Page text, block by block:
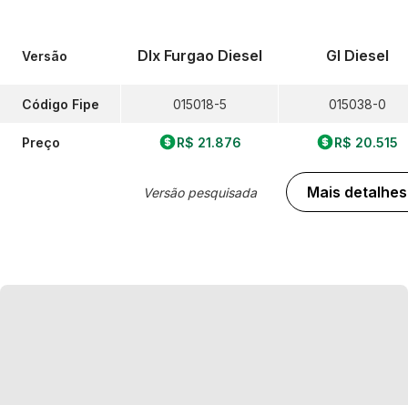
Versão
Código Fipe
Preço
Dlx Furgao Diesel
015018-5
R$ 21.876
Versão pesquisada
Gl Diesel
015038-0
R$ 20.515
Mais detalhes